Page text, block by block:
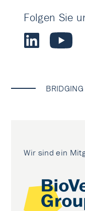
Folgen Sie
Wir sind ein